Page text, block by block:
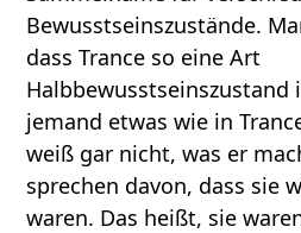
Bewusstseinszustände.
dass Trance so eine Art
Halbbewusstseinszustand
jemand etwas wie in
weiß gar nicht, was er
sprechen davon, dass sie
waren. Das heißt, sie